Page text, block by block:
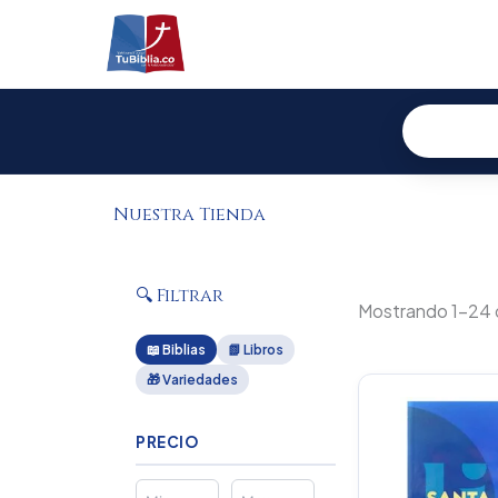
Nuestra Tienda
🔍 Filtrar
📖 Biblias
📗 Libros
🎁 Variedades
PRECIO
Mostrando